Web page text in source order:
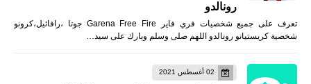
رونالدو
تعرف على جميع شخصيات فري فاير Garena Free Fire جوتا ،رافائيل،كرونو
شخصية كريستيانو رونالدو اللهم صلى وسلم وبارك على سيد…
02 أغسطس 2021